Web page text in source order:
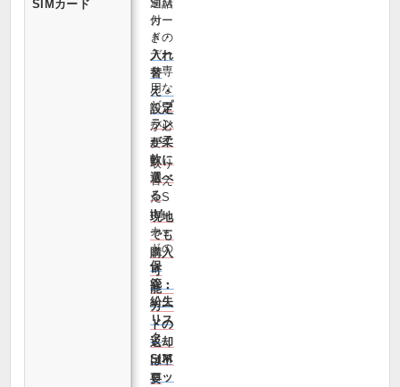
SIMカード
通話
付
き・
デー
タ専
用な
どプ
ラン
が柔
軟に
選べ
る
現地
でも
購入
可
能・
カー
ドの
返却
は不
要
SIM
カー
ドの
入れ
替
え・
設定
が必
要
取り
替え
たS
IM
カー
ドの
保
管・
紛失
リス
ク
SIM
ロッ